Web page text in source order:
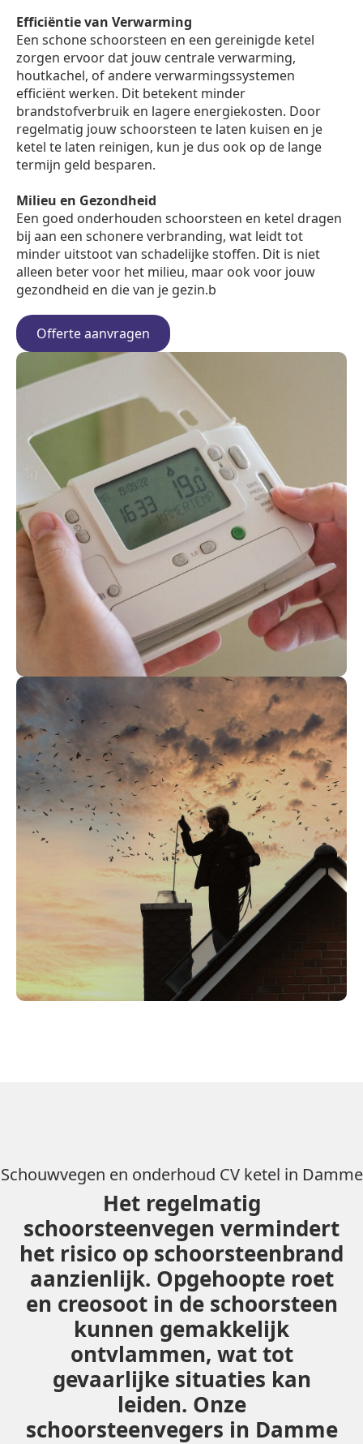
Efficiëntie van Verwarming
Een schone schoorsteen en een gereinigde ketel
zorgen ervoor dat jouw centrale verwarming,
houtkachel, of andere verwarmingssystemen
efficiënt werken. Dit betekent minder
brandstofverbruik en lagere energiekosten. Door
regelmatig jouw schoorsteen te laten kuisen en je
ketel te laten reinigen, kun je dus ook op de lange
termijn geld besparen.
Milieu en Gezondheid
Een goed onderhouden schoorsteen en ketel dragen
bij aan een schonere verbranding, wat leidt tot
minder uitstoot van schadelijke stoffen. Dit is niet
alleen beter voor het milieu, maar ook voor jouw
gezondheid en die van je gezin.b
Offerte aanvragen
Schouwvegen en onderhoud CV ketel in Damme
Het regelmatig
schoorsteenvegen vermindert
het risico op schoorsteenbrand
aanzienlijk. Opgehoopte roet
en creosoot in de schoorsteen
kunnen gemakkelijk
ontvlammen, wat tot
gevaarlijke situaties kan
leiden. Onze
schoorsteenvegers in Damme